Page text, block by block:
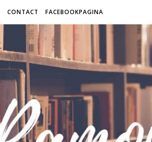
CONTACT FACEBOOKPAGINA